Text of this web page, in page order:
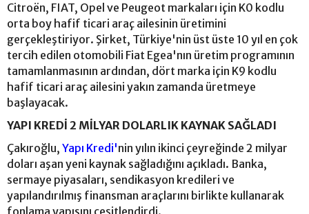
Citroën, FIAT, Opel ve Peugeot markaları için K0 kodlu
orta boy hafif ticari araç ailesinin üretimini
gerçekleştiriyor. Şirket, Türkiye'nin üst üste 10 yıl en çok
tercih edilen otomobili Fiat Egea'nın üretim programının
tamamlanmasının ardından, dört marka için K9 kodlu
hafif ticari araç ailesini yakın zamanda üretmeye
başlayacak.
YAPI KREDİ 2 MİLYAR DOLARLIK KAYNAK SAĞLADI
Çakıroğlu, Yapı Kredi'nin yılın ikinci çeyreğinde 2 milyar
doları aşan yeni kaynak sağladığını açıkladı. Banka,
sermaye piyasaları, sendikasyon kredileri ve
yapılandırılmış finansman araçlarını birlikte kullanarak